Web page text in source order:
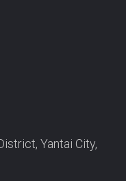
Yantai City,